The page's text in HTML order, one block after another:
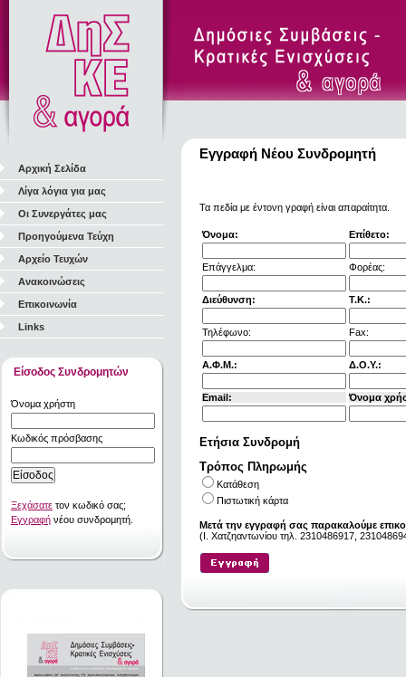
Αρχική Σελίδα
Λίγα λόγια για μας
Οι Συνεργάτες μας
Προηγούμενα Τεύχη
Αρχείο Τευχών
Ανακοινώσεις
Επικοινωνία
Links
Είσοδος Συνδρομητών
Όνομα χρήστη
Κωδικός πρόσβασης
Ξεχάσατε τον κωδικό σας;
Εγγραφή νέου συνδρομητή.
Εγγραφή Νέου Συνδρομητή
Τα πεδία με έντονη γραφή είναι απαραίτητα.
Όνομα: Επίθετο:
Επάγγελμα: Φορέας:
Διεύθυνση: Τ.Κ.:
Τηλέφωνο: Fax:
Α.Φ.Μ.: Δ.Ο.Υ.:
Email: Όνομα
Ετήσια Συνδρομή
Τρόπος Πληρωμής
Κατάθεση
Πιστωτική κάρτα
Μετά την εγγραφή σας παρακαλούμε
(I. Χατζηαντωνίου τηλ. 2310486917,